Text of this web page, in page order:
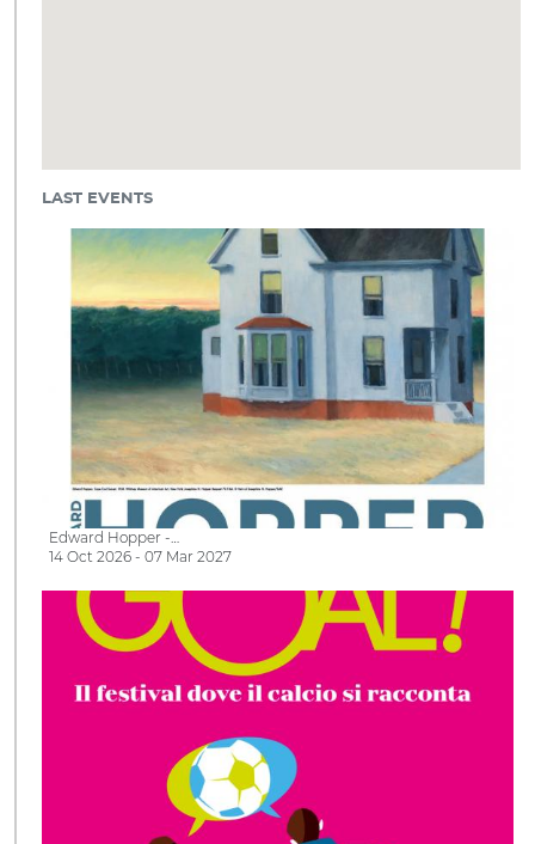
LAST EVENTS
Edward Hopper -…
14 Oct 2026 - 07 Mar 2027